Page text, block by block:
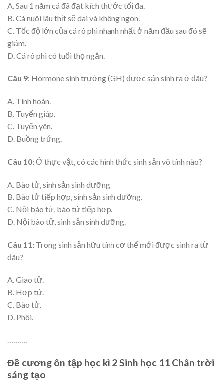
A. Sau 1 năm cá đã đạt kích thước tối đa.
B. Cá nuôi lâu thịt sẽ dai và không ngon.
C. Tốc độ lớn của cá rô phi nhanh nhất ở năm đầu sau đó sẽ
giảm.
D. Cá rô phi có tuổi thọ ngắn.
Câu 9: Hormone sinh trưởng (GH) được sản sinh ra ở đâu?
A. Tinh hoàn.
B. Tuyến giáp.
C. Tuyến yên.
D. Buồng trứng.
Câu 10:Ở thực vật, có các hình thức sinh sản vô tính nào?
A. Bào tử, sinh sản sinh dưỡng.
B. Bào tử tiếp hợp, sinh sản sinh dưỡng.
C. Nội bào tử, bào tử tiếp hợp.
D. Nội bào tử, sinh sản sinh dưỡng.
Câu 11: Trong sinh sản hữu tính cơ thể mới được sinh ra từ
đâu?
A. Giao tử.
B. Hợp tử.
C. Bào tử.
D. Phôi.
……….
Đề cương ôn tập học kì 2 Sinh học 11 Chân trời
sáng tạo